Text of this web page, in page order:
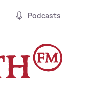
Podcasts